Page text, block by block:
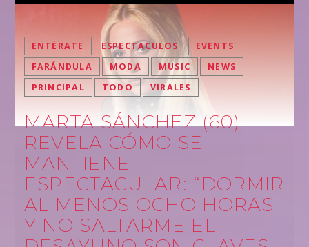
ENTÉRATE ESPECTACULOS
EVENTS
FARÁNDULA
MODA MUSIC
NEWS
PRINCIPAL
TODO VIRALES
MARTA SÁNCHEZ (60)
REVELA CÓMO SE
MANTIENE
ESPECTACULAR: “DORMIR
AL MENOS OCHO HORAS
Y NO SALTARME EL